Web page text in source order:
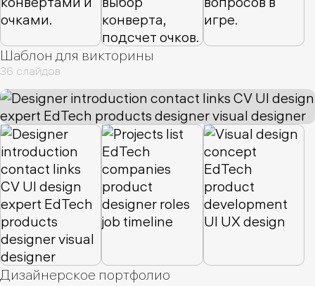
Инновации 6 Советы
6
Обучение 6 Приключения
Здоровье 5 Путешествия
Опыт 5 Иллюстрация 5 Маркетинг 5
Архитектура 5 Флора 4 Биография 4
Fashion 4 Аналитика 4 Руководство 4
Бренд 4 Элегантность 4 Знания 4
Примеры 4 Статистика 4 Уникальность 3
Продукт
Взаимодействие
Инструкции
Участники Выступление
Шаблон для викторины
36 слайдов
Дизайнерское портфолио